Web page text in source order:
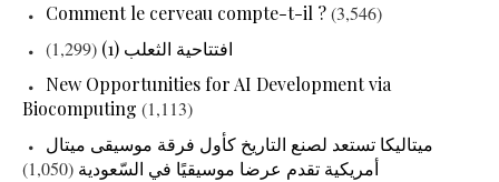
Comment le cerveau compte-t-il ?(3,546)
افتتاحية الثعلب (1)
(1,299)
New Opportunities for AI Development via
Biocomputing (1,113)
ميتاليكا تستعد لصنع التاريخ كأول فرقة موسيقى ميتال
أمريكية تقدم عرضا موسيقيًا في السّعودية (1,050)